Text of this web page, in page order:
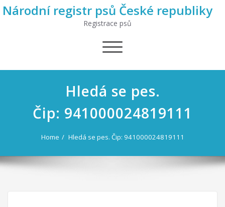
Národní registr psů České republiky
Registrace psů
Toggle
Hledá se pes.
Čip: 941000024819111
Home Hledá se pes. Čip: 941000024819111